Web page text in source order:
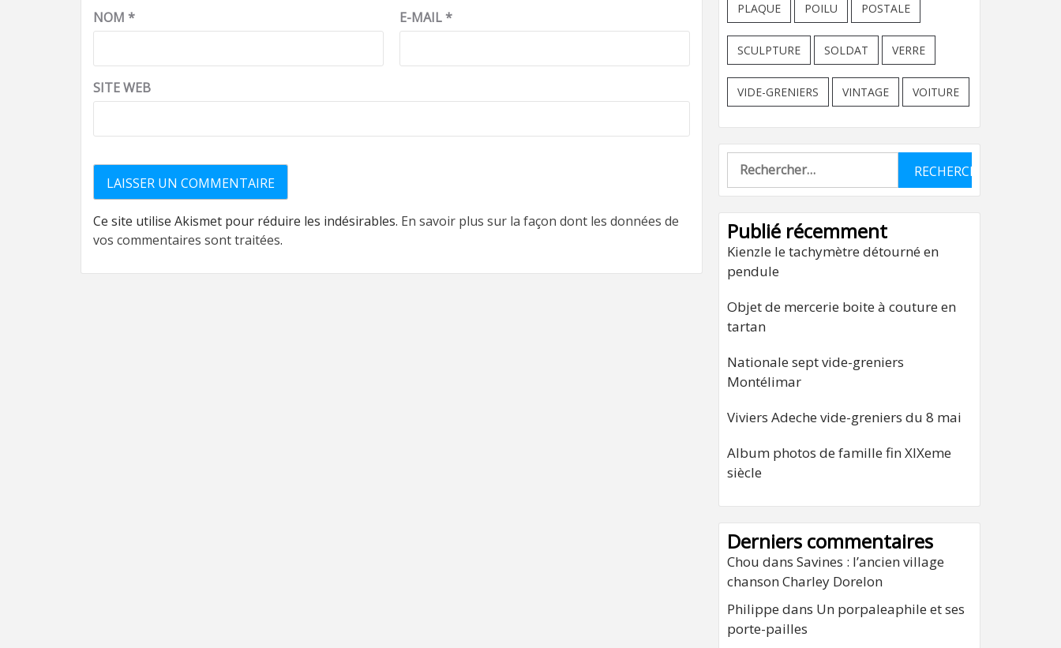
NOM * E-MAIL*
SITE WEB
Ce site utilise Akismet pour réduire les indésirables. En savoir plus sur la façon dont les données de
vos commentaires sont traitées.
PLAQUE POILU POSTALE
SCULPTURE SOLDAT VERRE
VIDE-GRENIERS VINTAGE VOITURE
Rechercher :
Publié récemment
Kienzle le tachymètre détourné en
pendule
Objet de mercerie boite à couture en
tartan
Nationale sept vide-greniers
Montélimar
Viviers Adeche vide-greniers du 8 mai
Album photos de famille fin XIXeme
siècle
Derniers commentaires
Chou dans Savines : l’ancien village
chanson Charley Dorelon
Philippe dans Un porpaleaphile et ses
porte-pailles